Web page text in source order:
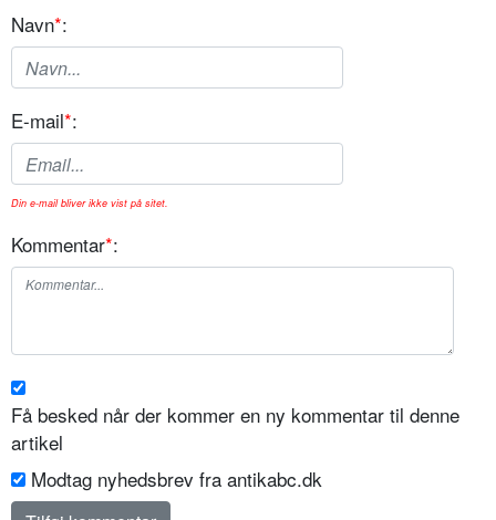
Navn*:
E-mail*:
Din e-mail bliver ikke vist på sitet.
Kommentar*:
Få besked når der kommer en ny kommentar til denne
artikel
Modtag nyhedsbrev fra antikabc.dk